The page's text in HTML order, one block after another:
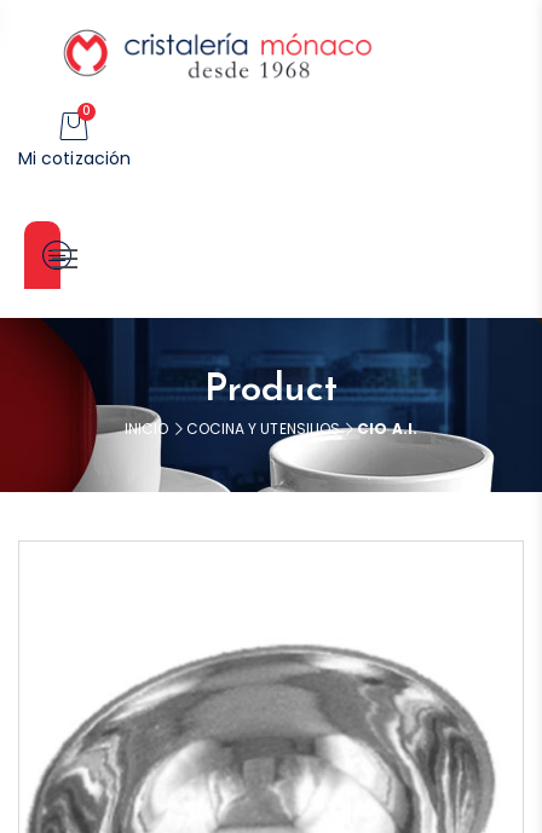
0
Mi cotización
Categorías
Product
INICIO COCINA Y UTENSILIOS CIO A.I.